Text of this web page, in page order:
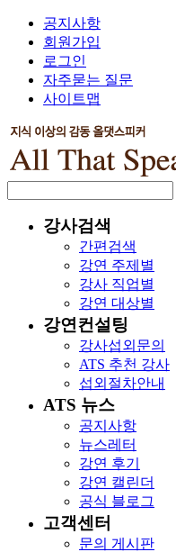
공지사항
회원가입
로그인
자주묻는 질문
사이트맵
강사검색
간편검색
강연 주제별
강사 직업별
강연 대상별
강연컨설팅
강사섭외문의
ATS 추천 강사
섭외절차안내
ATS 뉴스
공지사항
뉴스레터
강연 후기
강연 캘린더
공식 블로그
고객센터
문의 게시판